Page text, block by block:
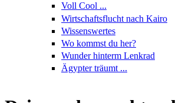
Voll Cool ...
Wirtschaftsflucht nach Kairo
Wissenswertes
Wo kommst du her?
Wunder hinterm Lenkrad
Ägypter träumt ...